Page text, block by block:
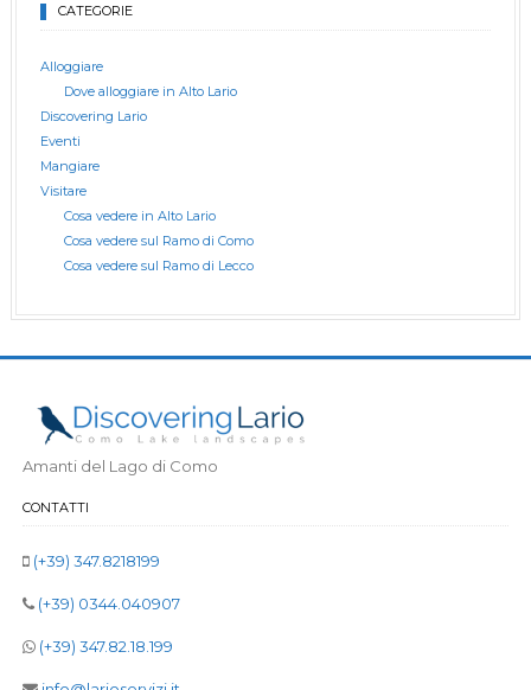
CATEGORIE
Alloggiare
Dove alloggiare in Alto Lario
Discovering Lario
Eventi
Mangiare
Visitare
Cosa vedere in Alto Lario
Cosa vedere sul Ramo di Como
Cosa vedere sul Ramo di Lecco
Amanti del Lago di Como
CONTATTI
(+39) 347.8218199
(+39) 0344.040907
(+39) 347.82.18.199